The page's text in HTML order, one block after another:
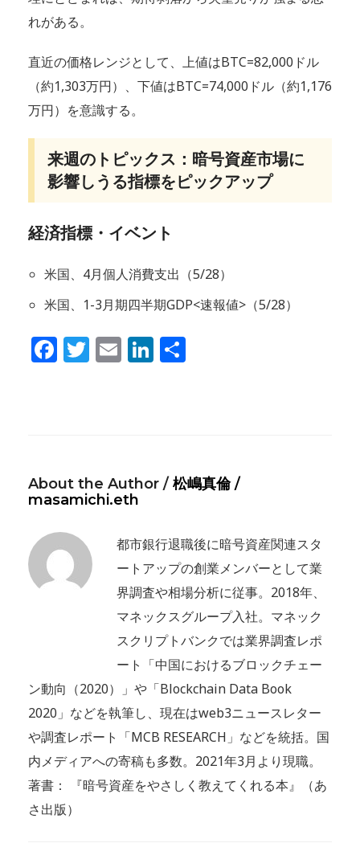
れがある。
直近の価格レンジとして、上値はBTC=82,000ドル
（約1,303万円）、下値はBTC=74,000ドル（約1,176
万円）を意識する。
来週のトピックス：暗号資産市場に
影響しうる指標をピックアップ
経済指標・イベント
米国、4月個人消費支出（5/28）
米国、1-3月期四半期GDP<速報値>（5/28）
Facebook
Twitter
EmailLinkedIn
About the Author / 松嶋真倫 /
masamichi.eth
都市銀行退職後に暗号資産関連スタ
ートアップの創業メンバーとして業
界調査や相場分析に従事。2018年、
マネックスグループ入社。マネック
スクリプトバンクでは業界調査レポ
ート「中国におけるブロックチェー
ン動向（2020）」や「Blockchain Data Book
2020」などを執筆し、現在はweb3ニュースレター
や調査レポート「MCB RESEARCH」などを統括。国
内メディアへの寄稿も多数。2021年3月より現職。
著書： 『暗号資産をやさしく教えてくれる本』（あ
さ出版）